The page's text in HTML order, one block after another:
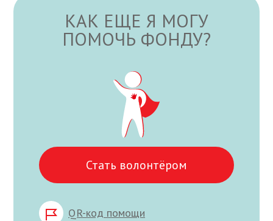
КАК ЕЩЕ Я МОГУ
ПОМОЧЬ ФОНДУ?
Стать волонтёром
QR-код помощи